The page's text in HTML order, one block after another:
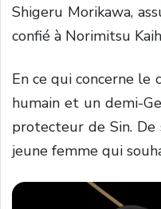
Shigeru Morikawa,
confié à Norimitsu
En ce qui concerne le
humain et un demi-
protecteur de Sin.
jeune femme qui